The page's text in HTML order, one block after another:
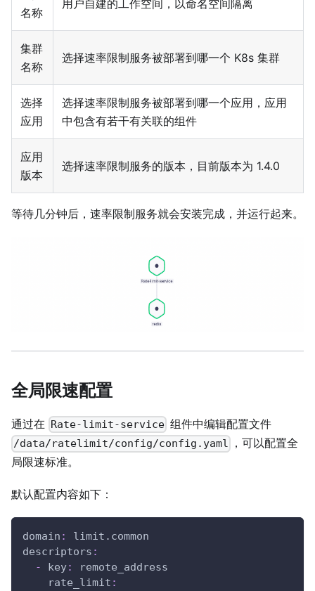
名称
用户自建的工作空间，以命名空间隔离
集群
名称
选择速率限制服务被部署到哪一个 K8s 集群
选择
应用
选择速率限制服务被部署到哪一个应用，应用
中包含有若干有关联的组件
应用
版本
选择速率限制服务的版本，目前版本为 1.4.0
等待几分钟后，速率限制服务就会安装完成，并运行起来。
全局限速配置
通过在 Rate-limit-service 组件中编辑配置文件
/data/ratelimit/config/config.yaml
，可以配置全
局限速标准。
默认配置内容如下：
domain :
limit.common
descriptors :
-
key:
remote_address
rate_limit :